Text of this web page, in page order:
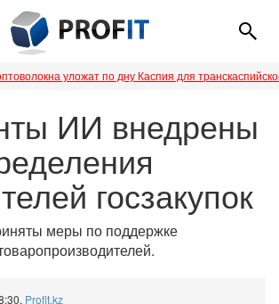
уложат по дну Каспия для
ИИ внедрены
госзакупок
меры по поддержке
, Profit.kz